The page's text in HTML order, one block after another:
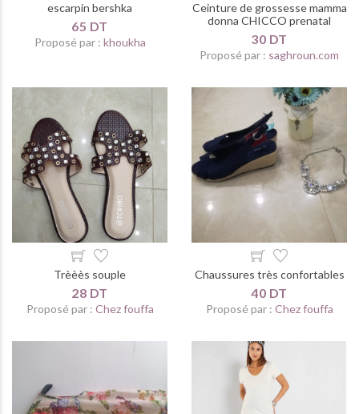
escarpin bershka
65 DT
Proposé par : khoukha
Ceinture de grossesse mamma
donna CHICCO prenatal
30 DT
Proposé par : saghroun.com
Trèèès souple
28 DT
Proposé par : Chez fouffa
Chaussures très confortables
40 DT
Proposé par : Chez fouffa